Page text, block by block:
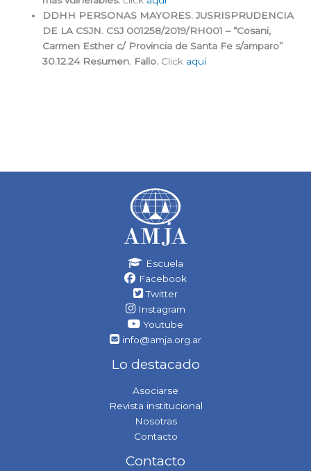
DDHH PERSONAS MAYORES. JUSRISPRUDENCIA
DE LA CSJN. CSJ 001258/2019/RH001 – “Cosani,
Carmen Esther c/ Provincia de Santa Fe s/amparo”
30.12.24 Resumen. Fallo. Click aquí
Escuela
Facebook
Twitter
Instagram
Youtube
info@amja.org.ar
Lo destacado
Asociarse
Revista institucional
Nosotras
Contacto
Contacto